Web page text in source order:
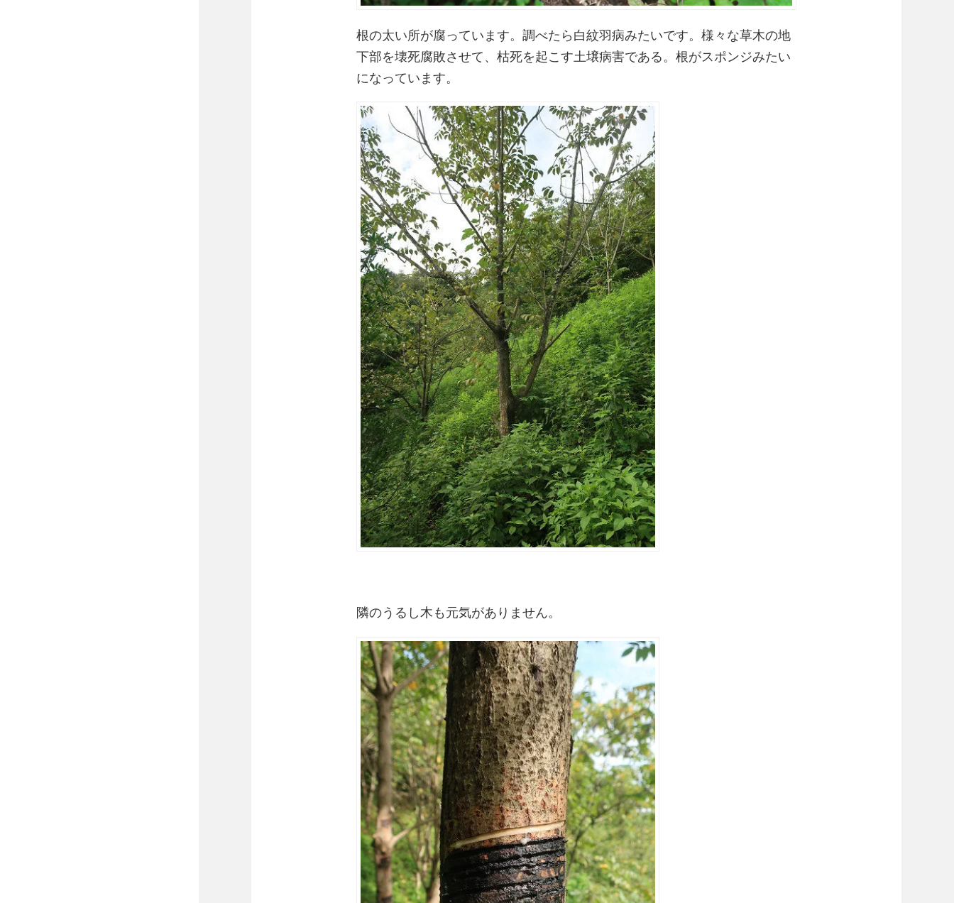
根の太い所が腐っています。調べたら白紋羽病みたいです。様々な草木の地
下部を壊死腐敗させて、枯死を起こす土壌病害である。根がスポンジみたい
になっています。
隣のうるし木も元気がありません。